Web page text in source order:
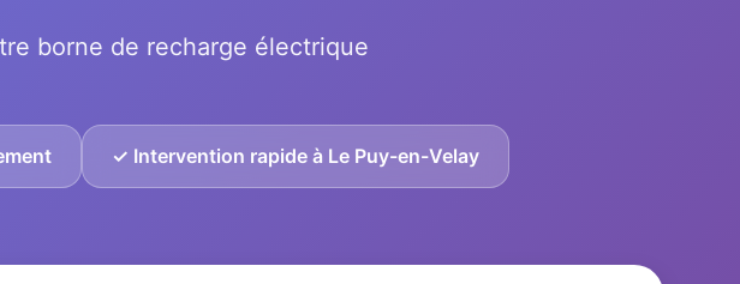
borne de recharge électrique
✓ Intervention rapide à Le Puy-en-Velay